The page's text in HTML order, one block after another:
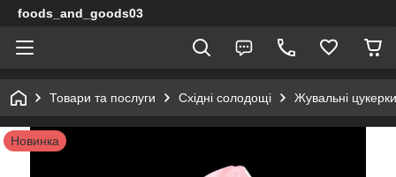
foods_and_goods03
Товари та послуги Східні солодощі Жувальні
Новинка